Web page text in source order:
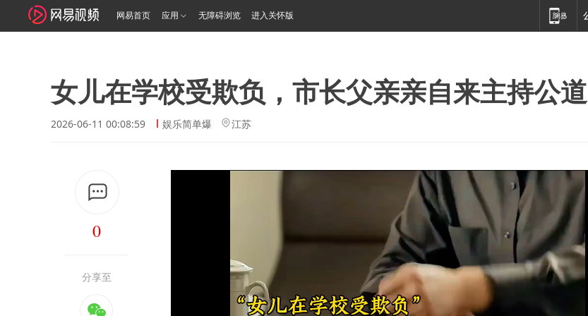
网易首页 应用 无障碍浏览 进入关怀版
女儿在学校受欺负，市长父亲亲自来主持公道
2026-06-11 00:08:59 娱乐简单爆 江苏
0
分享至